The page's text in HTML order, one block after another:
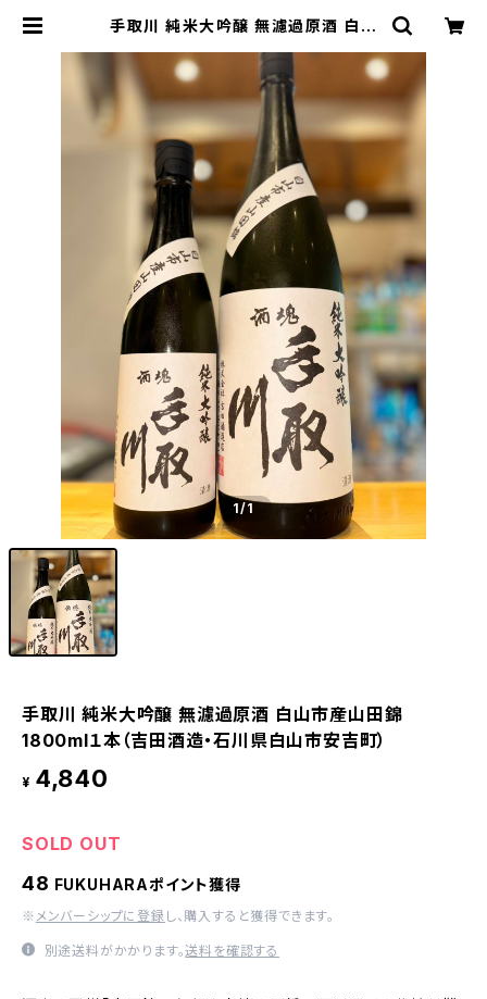
手取川 純米大吟醸 無濾過原酒 白山
石川県白山市安吉町） | 【BASE公
式】福原酒店｜創業1928年・広島の
日本酒・限定酒を全国通販
1/1
手取川 純米大吟醸 無濾過原酒 白山市産山田錦
1800ml１本（吉田酒造・石川県白山市安吉町）
¥ 4,840
SOLD OUT
48 FUKUHARAポイント獲得
※ メンバーシップに登録 し、購入すると獲得できます。
別途送料がかかります。送料を確認する